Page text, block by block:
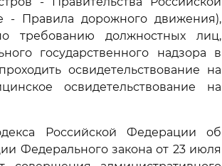
- Правила дорожного движения),
требованию должностных лиц,
государственного надзора в
освидетельствование на
освидетельствование на
Российской Федерации об
Федерального закона от 23 июля